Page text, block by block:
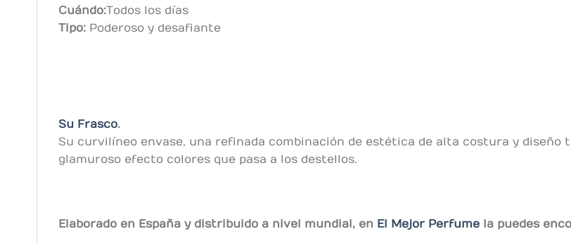
Cuándo:Todos los días
Tipo: Poderoso y desafiante
Su Frasco.
Su curvilíneo envase, una refinada combinación de estética de alta costura y diseño
glamuroso efecto colores que pasa a los destellos.
Elaborado en España y distribuido a nivel mundial, en El Mejor Perfume la puedes